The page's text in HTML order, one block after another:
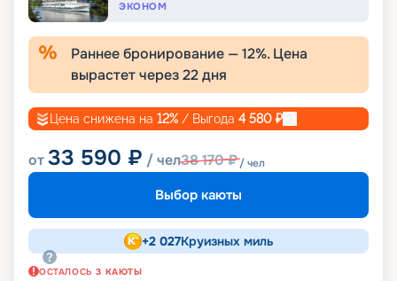
ЭКОНОМ
Раннее бронирование —12%. Цена
вырастет через22дня
Цена снижена на 12% / Выгода 4 580 ₽
от33 590 ₽ / чел38 170₽/ чел
Выбор каюты
+2 027Круизных миль
ОСТАЛОСЬ 3 КАЮТЫ